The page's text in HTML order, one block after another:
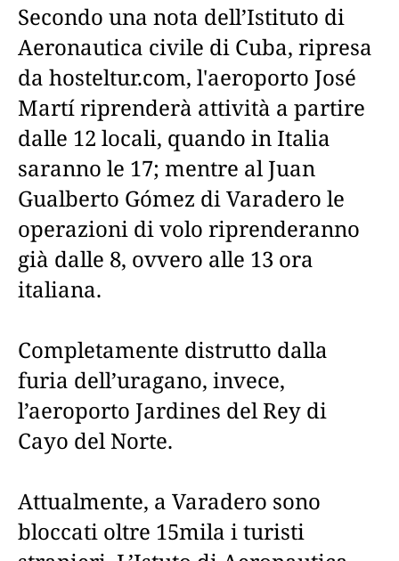
Secondo una nota dell’Istituto di
Aeronautica civile di Cuba, ripresa
da hosteltur.com, l'aeroporto José
Martí riprenderà attività a partire
dalle 12 locali, quando in Italia
saranno le 17; mentre al Juan
Gualberto Gómez di Varadero le
operazioni di volo riprenderanno
già dalle 8, ovvero alle 13 ora
italiana.
Completamente distrutto dalla
furia dell’uragano, invece,
l’aeroporto Jardines del Rey di
Cayo del Norte.
Attualmente, a Varadero sono
bloccati oltre 15mila i turisti